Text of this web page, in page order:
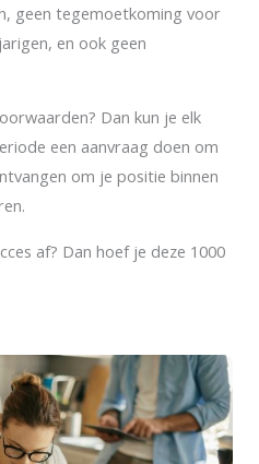
geen tegemoetkoming voor
en ook geen
Dan kun je elk
een aanvraag doen om
om je positie binnen
af? Dan hoef je deze 1000